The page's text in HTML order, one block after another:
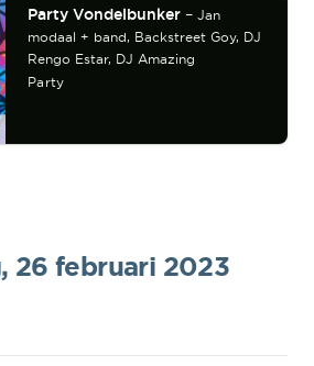
Party Vondelbunker – Jan
modaal + band, Backstreet Goy, DJ
Rengo Estar, DJ Amazing
Party
26 februari 2023